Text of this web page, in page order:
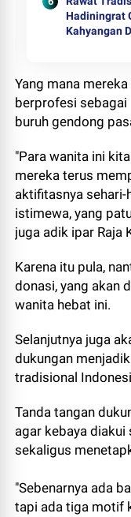
Hadiningrat
Kahyangan
Yang mana
berprofesi sebagai
buruh gendong
"Para wanita ini
mereka terus
aktifitasnya sehari-
istimewa, yang
juga adik ipar Raja
Karena itu pula,
donasi, yang akan
wanita hebat ini.
Selanjutnya juga
dukungan
tradisional
Tanda tangan
agar kebaya
sekaligus
"Sebenarnya ada
tapi ada tiga motif